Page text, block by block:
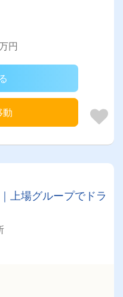
円
動
上場グループでドラ